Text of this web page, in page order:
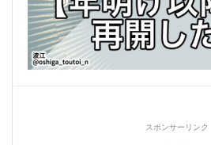
スポンサーリンク